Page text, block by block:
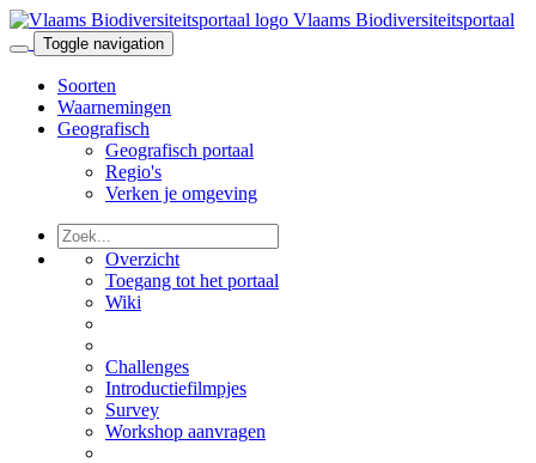
Vlaams Biodiversiteitsportaal
Toggle navigation
Soorten
Waarnemingen
Geografisch
Geografisch portaal
Regio's
Verken je omgeving
Overzicht
Toegang tot het portaal
Wiki
Challenges
Introductiefilmpjes
Survey
Workshop aanvragen